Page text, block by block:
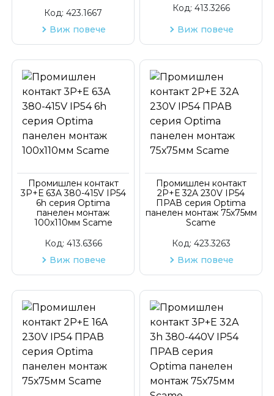
Код: 423.1667
Виж повече
Код: 413.3266
Виж повече
Промишлен контакт
3P+Е 63A 380-415V IP54
6h серия Optima
панелен монтаж
100х110мм Scame
Код: 413.6366
Виж повече
Промишлен контакт
2P+Е 32A 230V IP54
ПРАВ серия Optima
панелен монтаж 75х75мм
Scame
Код: 423.3263
Виж повече